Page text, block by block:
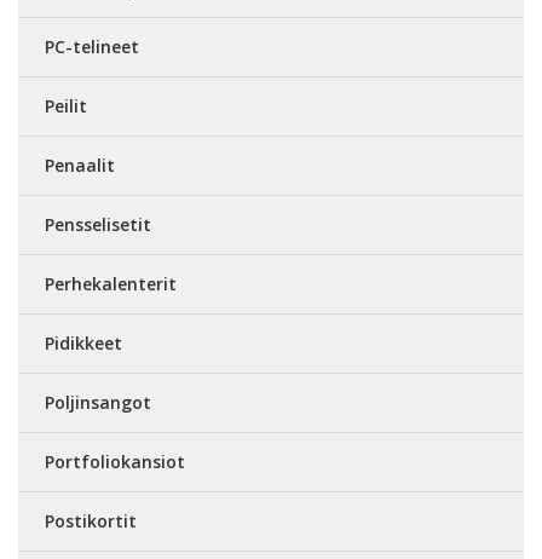
PC-telineet
Peilit
Penaalit
Pensselisetit
Perhekalenterit
Pidikkeet
Poljinsangot
Portfoliokansiot
Postikortit